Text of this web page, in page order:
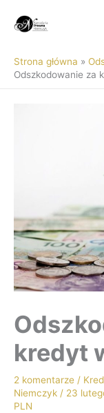
Strona główna
Odszkodowanie za
kredyt
2 komentarze /
Niemczyk / 23
PLN